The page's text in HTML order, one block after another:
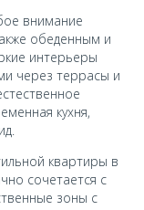
внимание
обеденным и
интерьеры
через террасы и
кухня,
квартиры в
сочетается с
зоны с